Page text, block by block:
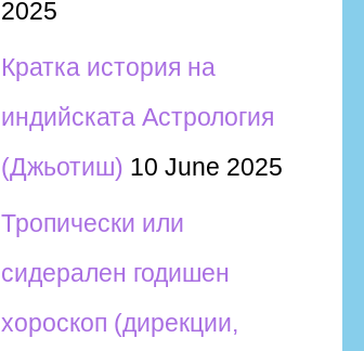
2025
Кратка история на
индийската Астрология
(Джьотиш) 10 June 2025
Тропически или
сидерален годишен
хороскоп (дирекции,